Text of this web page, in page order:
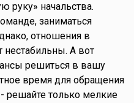
руку» начальства.
заниматься
отношения в
нестабильны. А вот
решиться в вашу
время для обращения
только мелкие